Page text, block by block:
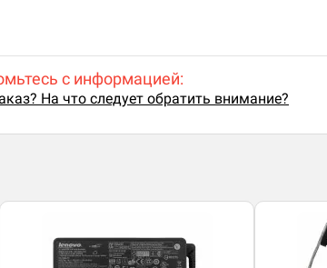
с информацией:
На что следует обратить внимание?